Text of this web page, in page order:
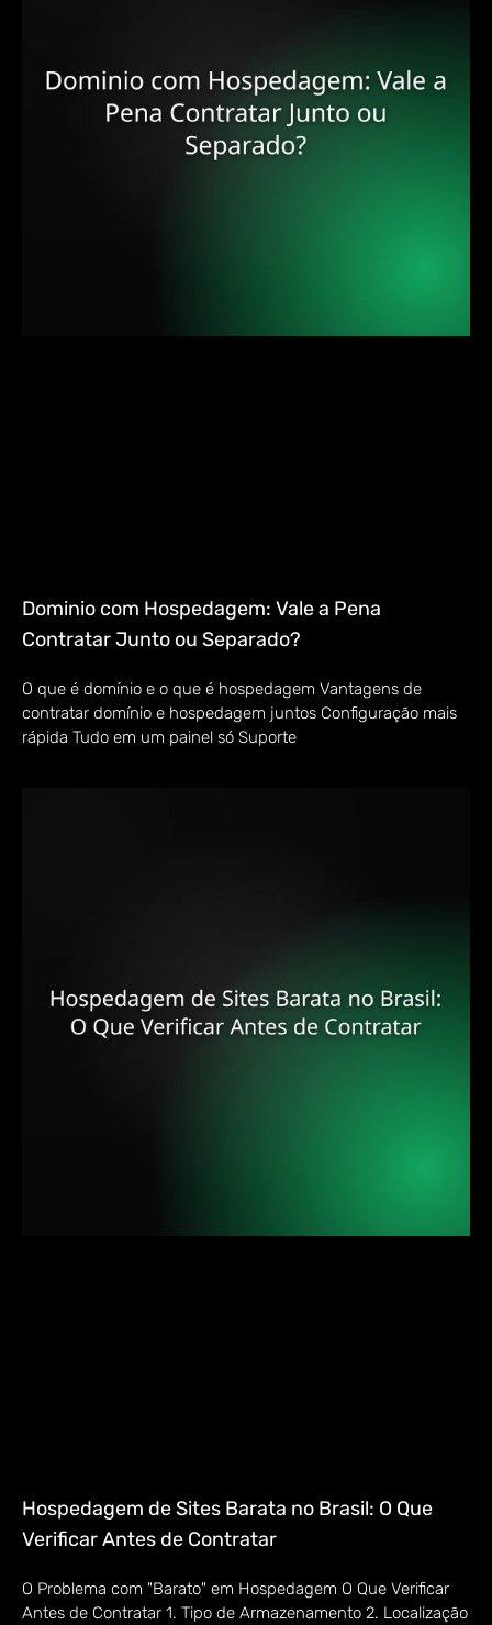
Dominio com Hospedagem: Vale a Pena
Contratar Junto ou Separado?
O que é domínio e o que é hospedagem Vantagens de
contratar domínio e hospedagem juntos Configuração mais
rápida Tudo em um painel só Suporte
Hospedagem de Sites Barata no Brasil: O Que
Verificar Antes de Contratar
O Problema com "Barato" em Hospedagem O Que Verificar
Antes de Contratar 1. Tipo de Armazenamento 2. Localização